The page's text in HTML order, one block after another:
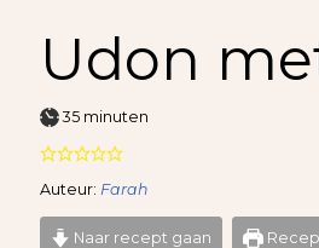
Udon
35minuten
minuten
Auteur: Farah
Naar recept gaan